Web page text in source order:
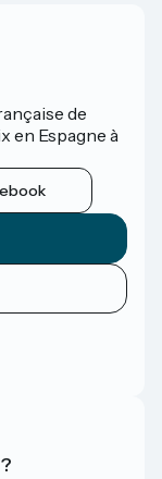
de
en Espagne à